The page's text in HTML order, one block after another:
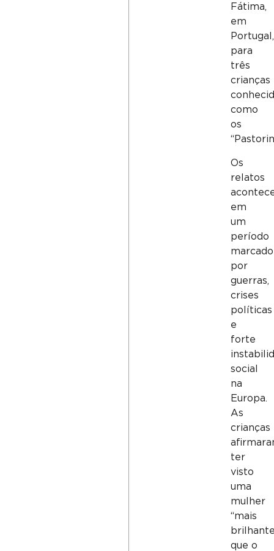
Fátima,
em
Portugal,
para
três
crianças
como
os
Os
relatos
em
um
período
marcado
por
guerras,
crises
políticas
e
forte
social
na
Europa.
As
crianças
ter
visto
uma
mulher
“mais
que o